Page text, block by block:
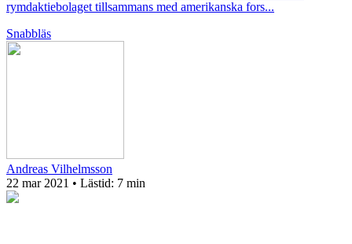
rymdaktiebolaget tillsammans med amerikanska fors...
Snabbläs
Andreas Vilhelmsson
22 mar 2021 • Lästid: 7 min